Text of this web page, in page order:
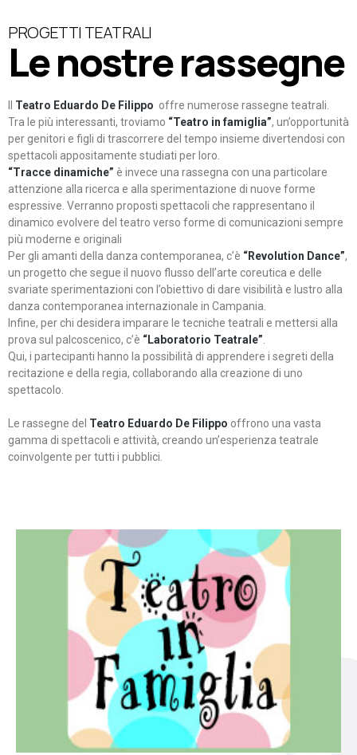
PROGETTI TEATRALI
Le nostre rassegne
Teatro Eduardo De Filippo offre numerose rassegne teatrali.
Tra le più interessanti, troviamo “Teatro in famiglia”, un’opportunità
per genitori e figli di trascorrere del tempo insieme divertendosi con
spettacoli appositamente studiati per loro.
“Tracce dinamiche” è invece una rassegna con una particolare
attenzione alla ricerca e alla sperimentazione di nuove forme
espressive. Verranno proposti spettacoli che rappresentano il
dinamico evolvere del teatro verso forme di comunicazioni sempre
più moderne e originali
Per gli amanti della danza contemporanea, c’è “Revolution Dance”,
un progetto che segue il nuovo flusso dell’arte coreutica e delle
svariate sperimentazioni con l’obiettivo di dare visibilità e lustro alla
danza contemporanea internazionale in Campania.
Infine, per chi desidera imparare le tecniche teatrali e mettersi alla
prova sul palcoscenico, c’è “Laboratorio Teatrale”
Qui, i partecipanti hanno la possibilità di apprendere i segreti della
recitazione e della regia, collaborando alla creazione di uno
spettacolo.
Le rassegne del Teatro Eduardo De Filippo offrono una vasta
gamma di spettacoli e attività, creando un’esperienza teatrale
coinvolgente per tutti i pubblici.
Teatro in famiglia
Teatro In Famiglia è una rassegna di teatro concepita
per far condividere e godere del teatro all’intera
famiglia.
Continua